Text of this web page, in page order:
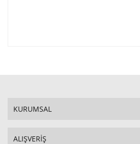
KURUMSAL
ALIŞVERİŞ